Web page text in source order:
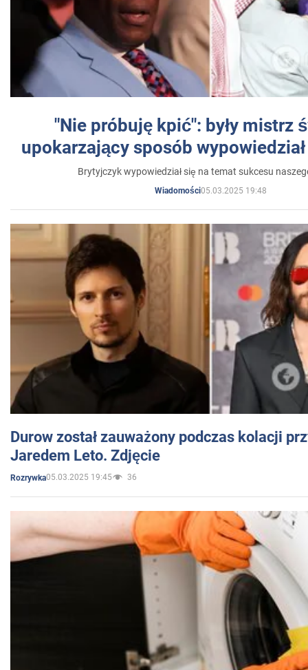
"Nie próbuję kpić": były mistrz
upokarzający sposób
Brytyjczyk wypowiedział się na temat sukcesu
Wiadomości05.03.2025 19:48
Durow został zauważony podczas kolacji
Jaredem Leto. Zdjęcie
Rozrywka05.03.2025 19:45 36